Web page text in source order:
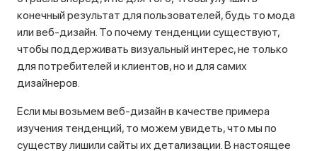
конечный результат для пользователей, будь то мода
или веб-дизайн. То почему тенденции существуют,
чтобы поддерживать визуальный интерес, не только
для потребителей и клиентов, но и для самих
дизайнеров.
Если мы возьмем веб-дизайн в качестве примера
изучения тенденций, то можем увидеть, что мы по
существу лишили сайты их детализации. В настоящее